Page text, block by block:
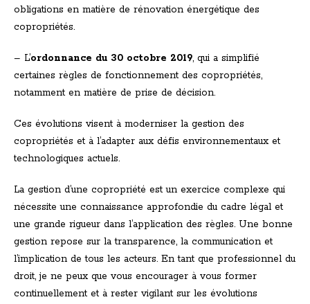
obligations en matière de rénovation énergétique des
copropriétés.
– L’ordonnance du 30 octobre 2019, qui a simplifié
certaines règles de fonctionnement des copropriétés,
notamment en matière de prise de décision.
Ces évolutions visent à moderniser la gestion des
copropriétés et à l’adapter aux défis environnementaux et
technologiques actuels.
La gestion d’une copropriété est un exercice complexe qui
nécessite une connaissance approfondie du cadre légal et
une grande rigueur dans l’application des règles. Une bonne
gestion repose sur la transparence, la communication et
l’implication de tous les acteurs. En tant que professionnel du
droit, je ne peux que vous encourager à vous former
continuellement et à rester vigilant sur les évolutions